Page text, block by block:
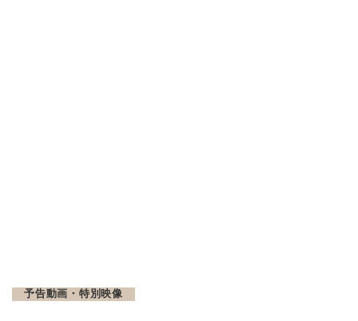
予告動画・特別映像